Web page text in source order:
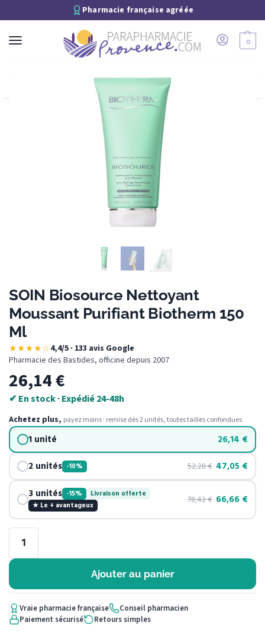
Pharmacie française agréée
0
SOIN Biosource Nettoyant
Moussant Purifiant Biotherm 150
Ml
★★★★☆4,4/5 · 133 avis Google·
Pharmacie des Bastides, officine depuis 2007
26,14€
✔ En stock · Expédié 24-48h
Achetez plus, payez moins · remise dès 2 unités, toutes tailles confondues
1 unité 26,14 €
2 unités -10% 52,28€ 47,05 €
3 unités -15%
Livraison offerte
★ Le + avantageux
78,42€ 66,66 €
Ajouter au panier
Vraie pharmacie française
Conseil pharmacien
Paiement sécurisé
Retours simples